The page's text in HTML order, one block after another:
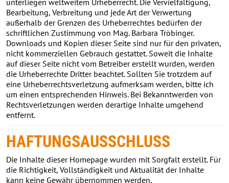
Bearbeitung, Verbreitung und jede Art der Verwertung
außerhalb der Grenzen des Urheberrechtes bedürfen der
schriftlichen Zustimmung von Mag. Barbara Tröbinger.
Downloads und Kopien dieser Seite sind nur für den privaten,
nicht kommerziellen Gebrauch gestattet. Soweit die Inhalte
auf dieser Seite nicht vom Betreiber erstellt wurden, werden
die Urheberrechte Dritter beachtet. Sollten Sie trotzdem auf
eine Urheberrechtsverletzung aufmerksam werden, bitte ich
um einen entsprechenden Hinweis. Bei Bekanntwerden von
Rechtsverletzungen werden derartige Inhalte umgehend
entfernt.
HAFTUNGSAUSSCHLUSS
Die Inhalte dieser Homepage wurden mit Sorgfalt erstellt. Für
die Richtigkeit, Vollständigkeit und Aktualität der Inhalte
kann keine Gewähr übernommen werden.